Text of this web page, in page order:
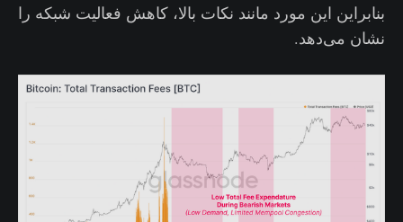
بنابراین این مورد مانند نکات بالا، کاهش فعالیت شبکه را
نشان می‌دهد.